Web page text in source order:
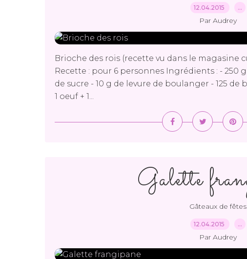
12.04.2015 …
Par Audrey
Brioche des rois (recette vu dans le magasine
Recette : pour 6 personnes Ingrédients : - 250
de sucre - 10 g de levure de boulanger - 125
1 oeuf + 1...
Galette
Gâteaux de fêtes
12.04.2015 …
Par Audrey